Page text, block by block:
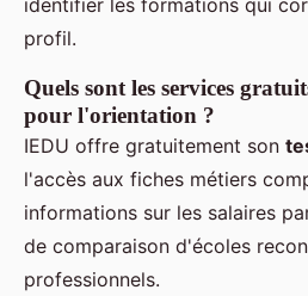
profil.
Quels sont les services
pour l'orientation ?
IEDU offre gratuitement son
l'accès aux fiches métiers
informations sur les salaires
de comparaison d'écoles
professionnels.